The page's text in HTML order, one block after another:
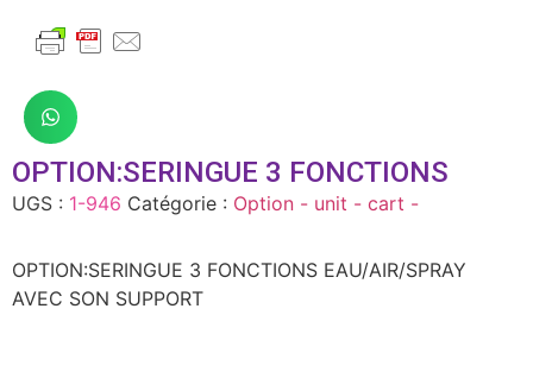
OPTION:SERINGUE 3 FONCTIONS
UGS : 1-946 Catégorie : Option - unit - cart -
OPTION:SERINGUE 3 FONCTIONS EAU/AIR/SPRAY
AVEC SON SUPPORT